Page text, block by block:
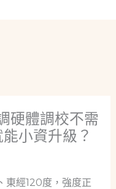
硬體調校不需
小資升級？
東經120度，強度正